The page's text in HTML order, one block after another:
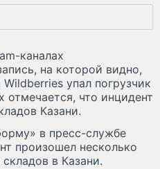
каналах
на которой видно,
упал погрузчик
что инцидент
Казани.
в пресс-службе
произошел несколько
в Казани.